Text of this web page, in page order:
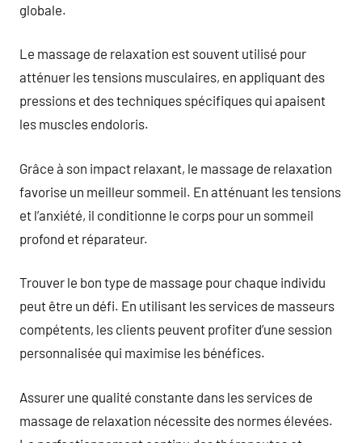
globale.
Le massage de relaxation est souvent utilisé pour
atténuer les tensions musculaires, en appliquant des
pressions et des techniques spécifiques qui apaisent
les muscles endoloris.
Grâce à son impact relaxant, le massage de relaxation
favorise un meilleur sommeil. En atténuant les tensions
et l’anxiété, il conditionne le corps pour un sommeil
profond et réparateur.
Trouver le bon type de massage pour chaque individu
peut être un défi. En utilisant les services de masseurs
compétents, les clients peuvent profiter d’une session
personnalisée qui maximise les bénéfices.
Assurer une qualité constante dans les services de
massage de relaxation nécessite des normes élevées.